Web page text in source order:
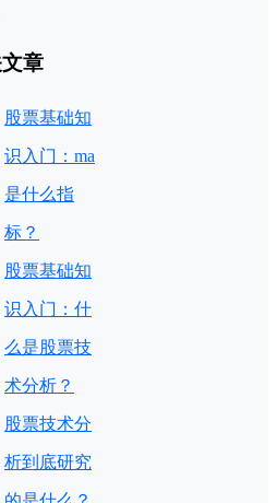
章
股票基础知
识入门：ma
是什么指
标？
股票基础知
识入门：什
么是股票技
术分析？
股票技术分
析到底研究